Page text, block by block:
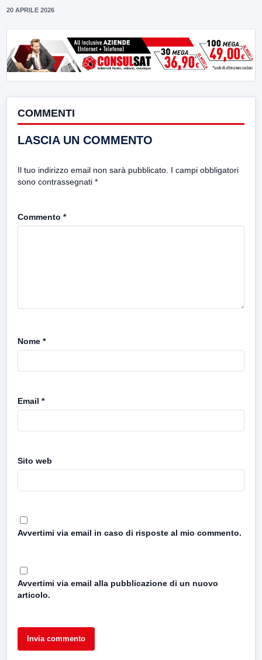
20 APRILE 2026
COMMENTI
LASCIA UN COMMENTO
Il tuo indirizzo email non sarà pubblicato. I campi obbligatori
sono contrassegnati *
Commento *
Nome *
Email *
Sito web
Avvertimi via email in caso di risposte al mio commento.
Avvertimi via email alla pubblicazione di un nuovo
articolo.